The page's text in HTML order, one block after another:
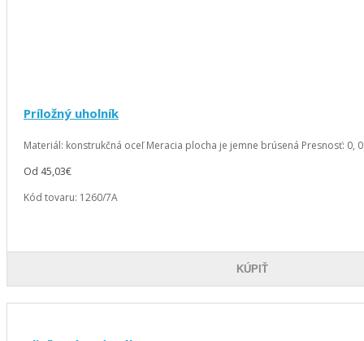
Príložný uholník
Materiál: konstrukčná oceľ Meracia plocha je jemne brúsená Presnosť: 0,
Od 45,03€
Kód tovaru: 1260/7A
KÚPIŤ